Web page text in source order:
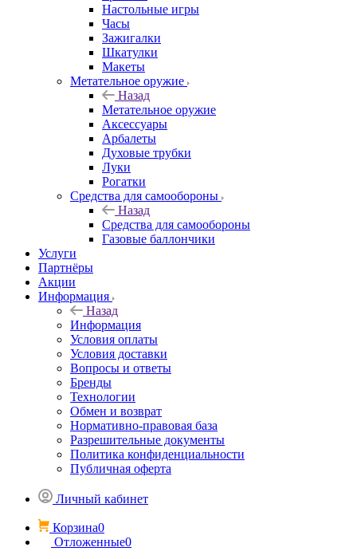
Настольные игры
Часы
Зажигалки
Шкатулки
Макеты
Метательное оружие
Назад
Метательное оружие
Аксессуары
Арбалеты
Духовые трубки
Луки
Рогатки
Средства для самообороны
Назад
Средства для самообороны
Газовые баллончики
Услуги
Партнёры
Акции
Информация
Назад
Информация
Условия оплаты
Условия доставки
Вопросы и ответы
Бренды
Технологии
Обмен и возврат
Нормативно-правовая база
Разрешительные документы
Политика конфиденциальности
Публичная оферта
Личный кабинет
Корзина0
Отложенные0